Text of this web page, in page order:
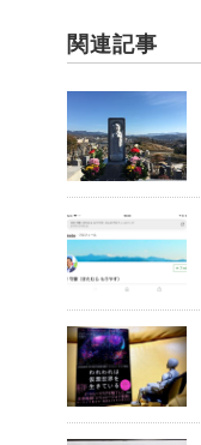
関連記事